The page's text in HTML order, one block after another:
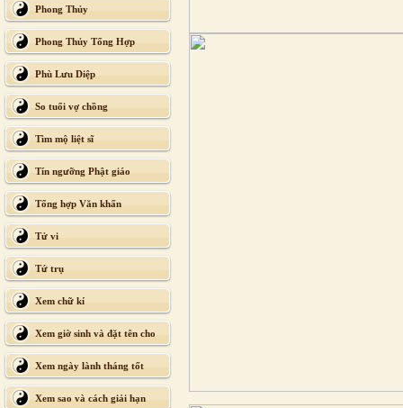
Phong Thủy
Phong Thủy Tổng Hợp
Phù Lưu Diệp
So tuổi vợ chồng
Tìm mộ liệt sĩ
Tín ngưỡng Phật giáo
Tổng hợp Văn khấn
Tử vi
Tứ trụ
Xem chữ kí
Xem giờ sinh và đặt tên cho
con
Xem ngày lành tháng tốt
Xem sao và cách giải hạn